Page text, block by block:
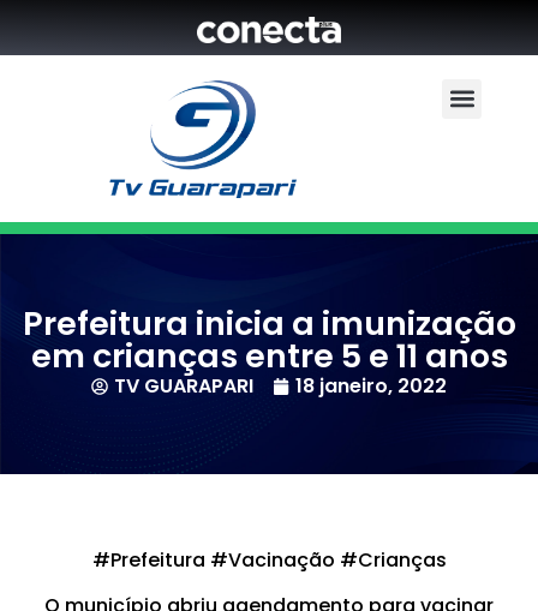
Prefeitura inicia a imunização
em crianças entre 5 e 11 anos
TV GUARAPARI 18 janeiro, 2022
#Prefeitura #Vacinação #Crianças